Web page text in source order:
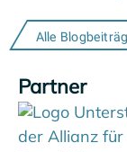
Alle
Partner